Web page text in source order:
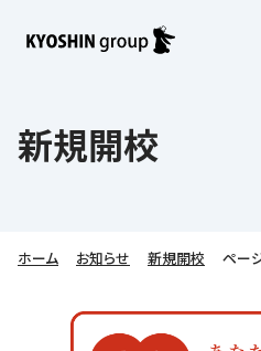
会社案内
教育理念
学びの成果
サステナビリティ
株主・投資家向け情報
新規開校
ホーム お知らせ 新規開校 ペー